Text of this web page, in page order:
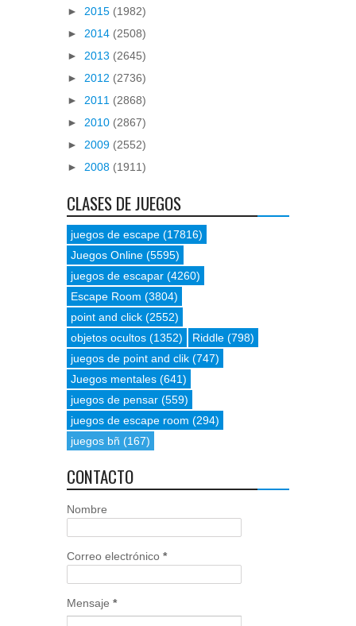
► 2015 (1982)
► 2014 (2508)
► 2013 (2645)
► 2012 (2736)
► 2011 (2868)
► 2010 (2867)
► 2009 (2552)
► 2008 (1911)
CLASES DE JUEGOS
juegos de escape (17816)
Juegos Online (5595)
juegos de escapar (4260)
Escape Room (3804)
point and click (2552)
objetos ocultos (1352) Riddle (798)
juegos de point and clik (747)
Juegos mentales (641)
juegos de pensar (559)
juegos de escape room (294)
juegos bñ (167)
CONTACTO
Nombre
Correo electrónico *
Mensaje *